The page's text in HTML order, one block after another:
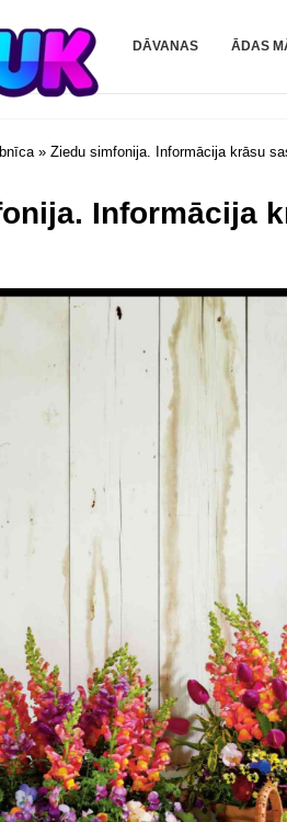
Riwuk.com
DĀVANAS ĀDAS
» Ziedu simfonija. Informācija krāsu
Informācija